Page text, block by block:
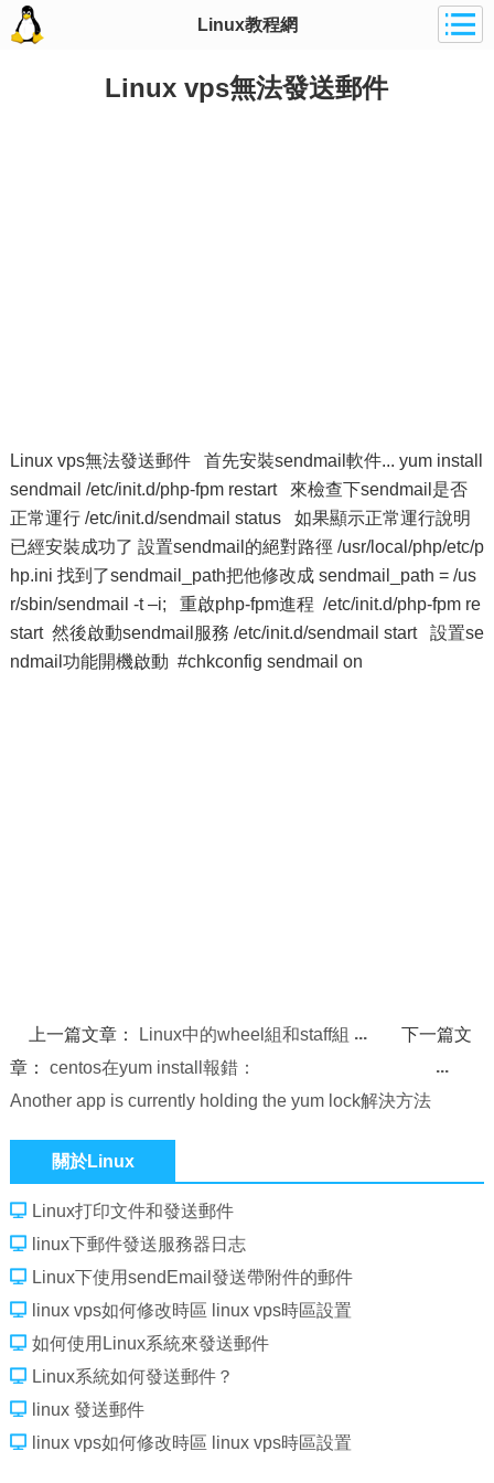
Linux教程網
Linux vps無法發送郵件
Linux vps無法發送郵件 首先安裝sendmail軟件... yum install
sendmail /etc/init.d/php-fpm restart 來檢查下sendmail是否
正常運行 /etc/init.d/sendmail status 如果顯示正常運行說明
已經安裝成功了 設置sendmail的絕對路徑 /usr/local/php/etc/p
hp.ini 找到了sendmail_path把他修改成 sendmail_path = /us
r/sbin/sendmail -t –i; 重啟php-fpm進程 /etc/init.d/php-fpm re
start 然後啟動sendmail服務 /etc/init.d/sendmail start 設置se
ndmail功能開機啟動 #chkconfig sendmail on
上一篇文章： Linux中的wheel組和staff組
下一篇文
章： centos在yum install報錯：
Another app is currently holding the yum lock解決方法
關於Linux
Linux打印文件和發送郵件
linux下郵件發送服務器日志
Linux下使用sendEmail發送帶附件的郵件
linux vps如何修改時區 linux vps時區設置
如何使用Linux系統來發送郵件
Linux系統如何發送郵件？
linux 發送郵件
linux vps如何修改時區 linux vps時區設置